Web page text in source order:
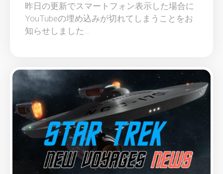
昨日の更新でスマートフォン表示した場合に
YouTubeの埋め込みが切れてしまうことをお
知らせしました...